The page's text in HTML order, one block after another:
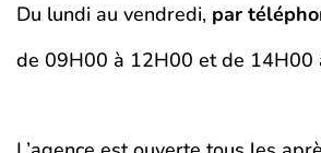
Du lundi au vendredi, par
de 09H00 à 12H00 et de 14H00